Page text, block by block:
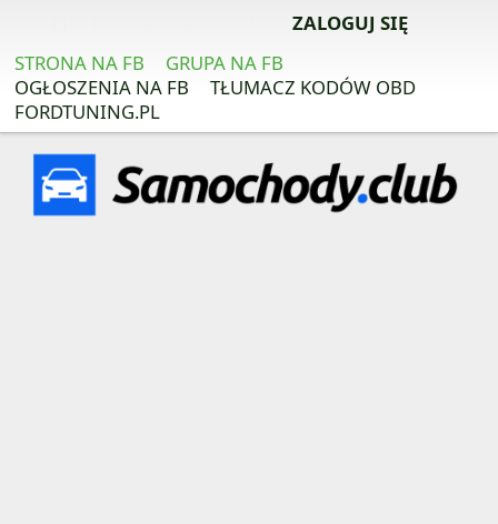
ZALOGUJ SIĘ
STRONA NA FB
GRUPA NA FB
OGŁOSZENIA NA FB
TŁUMACZ KODÓW OBD
FORDTUNING.PL